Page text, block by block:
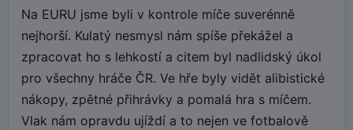
Na EURU jsme byli v kontrole míče suverénně
nejhorší. Kulatý nesmysl nám spíše překážel a
zpracovat ho s lehkostí a citem byl nadlidský úkol
pro všechny hráče ČR. Ve hře byly vidět alibistické
nákopy, zpětné přihrávky a pomalá hra s míčem.
Vlak nám opravdu ujíždí a to nejen ve fotbalově